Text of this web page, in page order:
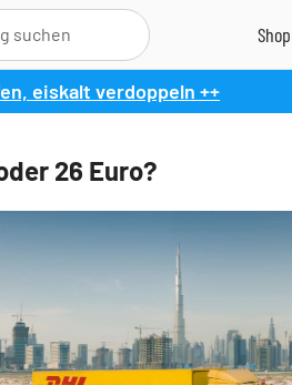
eiskalt verdoppeln ++
26 Euro?